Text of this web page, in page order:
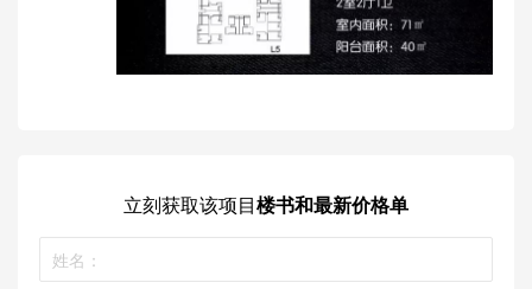
立刻获取该项目楼书和最新价格单